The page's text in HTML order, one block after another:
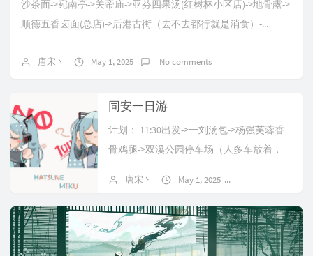
沙茶面->宛南亭->关帝庙->亚芬四果汤(红树林小区店)->地骨露->
顺德五香卤面(总店)->后港古街（去不去都行就是消食）-...
唐宋丶 May 1, 2025 No comments
同安一日游
计划： 11:30出发->一刘汤包->杨强芙蓉香
骨鸡腿->双溪公园停车场（人多车放着，
唐宋丶 May 1, 2025